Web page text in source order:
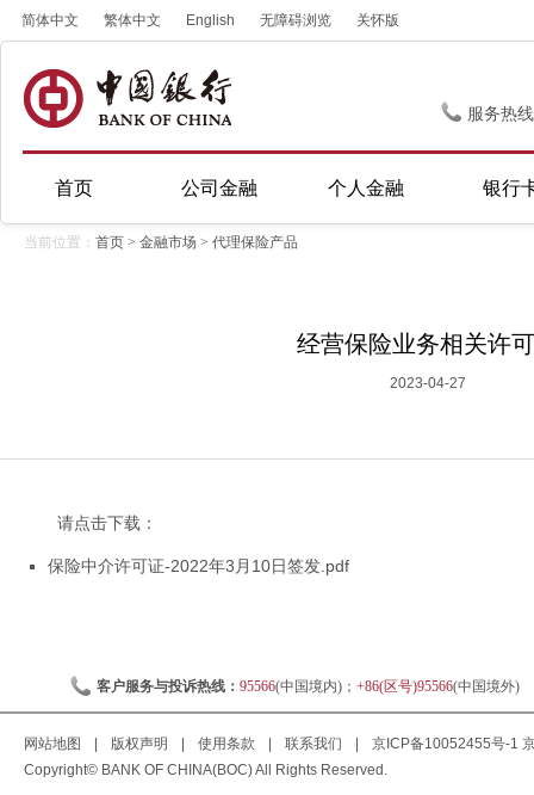
简体中文 繁体中文 English 无障碍浏览 关怀版
服务热
首页 公司金融 个人金融 银行
当前位置： 首页 > 金融市场 > 代理保险产品
经营保险业务相关许
2023-04-27
请点击下载：
保险中介许可证-2022年3月10日签发.pdf
客户服务与投诉热线： 95566(中国境内)； +86(区号)95566(中国境外)
网站地图 版权声明 使用条款 联系我们 京ICP备10052455号-1
Copyright© BANK OF CHINA(BOC) All Rights Reserved.